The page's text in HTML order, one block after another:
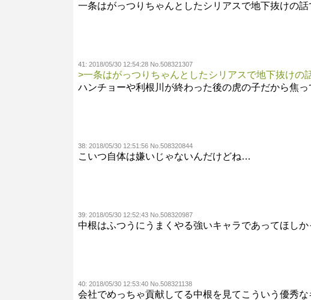
一条はがっつりちゃんとしたシリアスで地下抜けの
41: 2018/05/30 12:54:28 No.508321307
>一条はがっつりちゃんとしたシリアスで地下抜けの
ハンチョーや利根川が終わった後の虎の子だから焦
38: 2018/05/30 12:51:56 No.508320844
こいつ自体は嫌いじゃないんだけどね…
39: 2018/05/30 12:52:43 No.508320987
中根はふつうにうまくやる強いキャラであってほしか
40: 2018/05/30 12:53:40 No.508321138
会社でめっちゃ貢献してる中根を見てこういう優秀